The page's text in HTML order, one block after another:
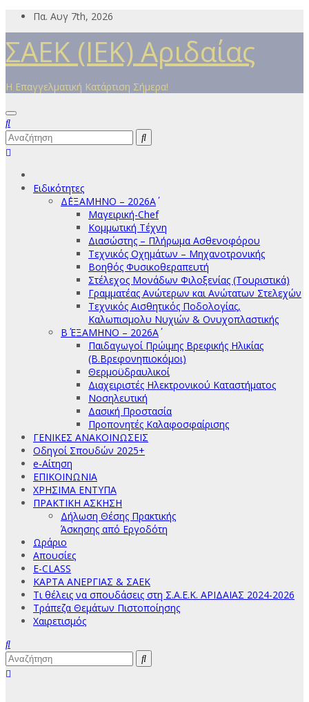
Μετάβαση
περιεχόμενο
Πα. Αυγ 7th, 2026
ΣΑΕΚ (ΙΕΚ) Αριδαίας
Η Επαγγελματική Κατάρτιση Σήμερα!
Ειδικότητες
Δ΄ΕΞΑΜΗΝΟ – 2026Α΄
Μαγειρική-Chef
Κομμωτική Τέχνη
Διασώστης – Πλήρωμα Ασθενοφόρου
Τεχνικός Οχημάτων – Μηχανοτρονικής
Βοηθός Φυσικοθεραπευτή
Στέλεχος Μονάδων Φιλοξενίας (Τουριστικά)
Γραμματέας Ανώτερων και Ανώτατων Στελεχών
Τεχνικός Αισθητικός Ποδολογίας,
Καλωπισμολυ Νυχιών & Ονυχοπλαστικής
Β΄ ΕΞΑΜΗΝΟ – 2026Α΄
Παιδαγωγοί Πρώιμης Βρεφικής Ηλικίας
(Β.Βρεφονηπιοκόμοι)
Θερμοϋδραυλικοί
Διαχειριστές Ηλεκτρονικού Καταστήματος
Νοσηλευτική
Δασική Προστασία
Προπονητές Καλαφοσφαίρισης
ΓΕΝΙΚΕΣ ΑΝΑΚΟΙΝΩΣΕΙΣ
Οδηγοί Σπουδών 2025+
e-Αίτηση
ΕΠΙΚΟΙΝΩΝΙΑ
ΧΡΗΣΙΜΑ ΕΝΤΥΠΑ
ΠΡΑΚΤΙΚΗ ΑΣΚΗΣΗ
Δήλωση Θέσης Πρακτικής
Άσκησης από Εργοδότη
Ωράριο
Απουσίες
E-CLASS
ΚΑΡΤΑ ΑΝΕΡΓΙΑΣ & ΣΑΕΚ
Τι θέλεις να σπουδάσεις στη Σ.Α.Ε.Κ. ΑΡΙΔΑΙΑΣ 2024-2026
Τράπεζα Θεμάτων Πιστοποίησης
Χαιρετισμός